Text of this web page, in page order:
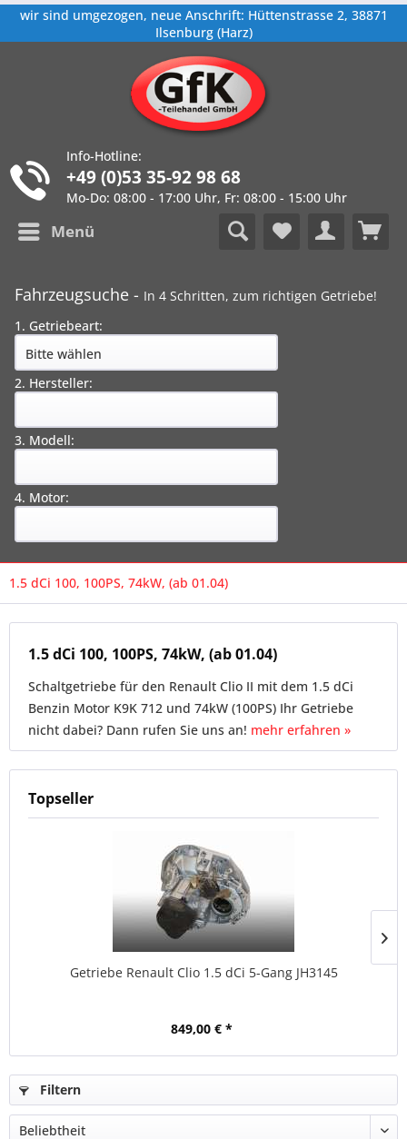
wir sind umgezogen, neue Anschrift: Hüttenstrasse 2, 38871
Ilsenburg (Harz)
Info-Hotline:
+49 (0)53 35-92 98 68
Mo-Do: 08:00 - 17:00 Uhr, Fr: 08:00 - 15:00 Uhr
Menü
Fahrzeugsuche - In 4 Schritten, zum richtigen Getriebe!
1. Getriebeart:
2. Hersteller:
3. Modell:
4. Motor:
1.5 dCi 100, 100PS, 74kW, (ab 01.04)
1.5 dCi 100, 100PS, 74kW, (ab 01.04)
Schaltgetriebe für den Renault Clio II mit dem 1.5 dCi
Benzin Motor K9K 712 und 74kW (100PS) Ihr Getriebe
nicht dabei? Dann rufen Sie uns an! mehr erfahren »
Topseller
Getriebe Renault Clio 1.5 dCi 5-Gang JH3145
849,00 € *
Filtern